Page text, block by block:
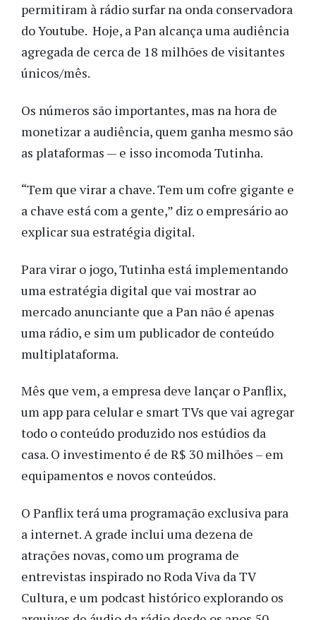
permitiram à rádio surfar na onda conservadora
do Youtube. Hoje, a Pan alcança uma audiência
agregada de cerca de 18 milhões de visitantes
únicos/mês.
Os números são importantes, mas na hora de
monetizar a audiência, quem ganha mesmo são
as plataformas — e isso incomoda Tutinha.
“Tem que virar a chave. Tem um cofre gigante e
a chave está com a gente,” diz o empresário ao
explicar sua estratégia digital.
Para virar o jogo, Tutinha está implementando
uma estratégia digital que vai mostrar ao
mercado anunciante que a Pan não é apenas
uma rádio, e sim um publicador de conteúdo
multiplataforma.
Mês que vem, a empresa deve lançar o Panflix,
um app para celular e smart TVs que vai agregar
todo o conteúdo produzido nos estúdios da
casa. O investimento é de R$ 30 milhões – em
equipamentos e novos conteúdos.
O Panflix terá uma programação exclusiva para
a internet. A grade inclui uma dezena de
atrações novas, como um programa de
entrevistas inspirado no Roda Viva da TV
Cultura, e um podcast histórico explorando os